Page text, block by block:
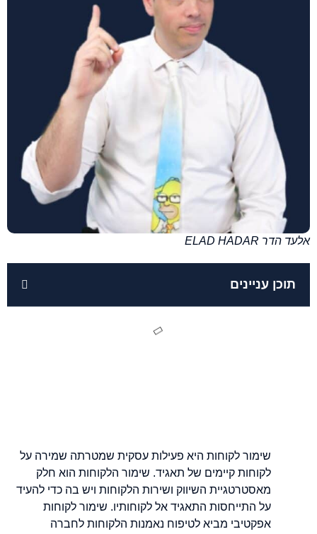
אלעד הדר ELAD HADAR
תוכן עניינים
שימור לקוחות היא פעילות עסקית שמטרתה שמירה על
לקוחות קיימים של תאגיד. שימור הלקוחות הוא חלק
מאסטרטגיית השיווק ושירות הלקוחות ויש בה כדי להעיד
על התייחסות התאגיד אל לקוחותיו. שימור לקוחות
אפקטיבי מביא לטיפוח נאמנות הלקוחות לחברה